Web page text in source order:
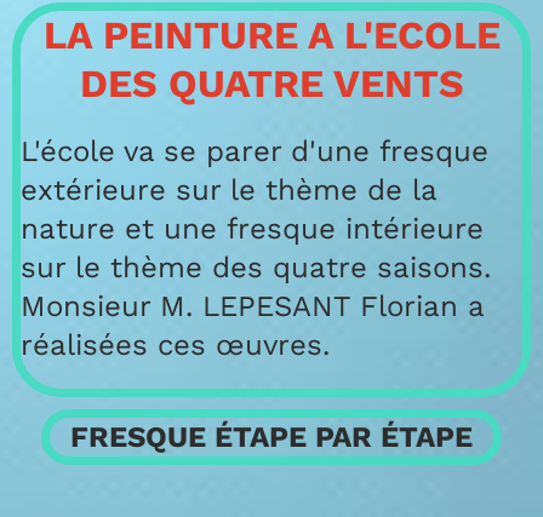
LA PEINTURE A L'ECOLE
DES QUATRE VENTS
L'école va se parer d'une fresque
extérieure sur le thème de la
nature et une fresque intérieure
sur le thème des quatre saisons.
Monsieur M. LEPESANT Florian a
réalisées ces œuvres.
FRESQUE ÉTAPE PAR ÉTAPE